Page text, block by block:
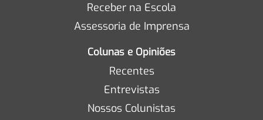
Receber na Escola
Assessoria de Imprensa
Colunas e Opiniões
Recentes
Entrevistas
Nossos Colunistas